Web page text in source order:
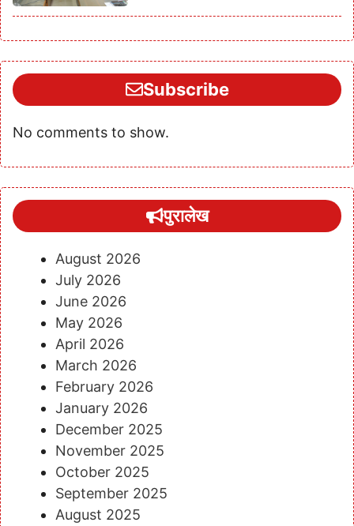
Subscribe
No comments to show.
पुरालेख
August 2026
July 2026
June 2026
May 2026
April 2026
March 2026
February 2026
January 2026
December 2025
November 2025
October 2025
September 2025
August 2025